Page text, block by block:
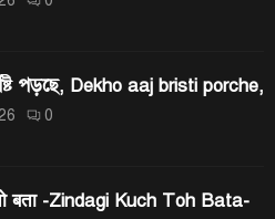
পড়ছে, Dekho aaj bristi porche,
0
बता -Zindagi Kuch Toh Bata-